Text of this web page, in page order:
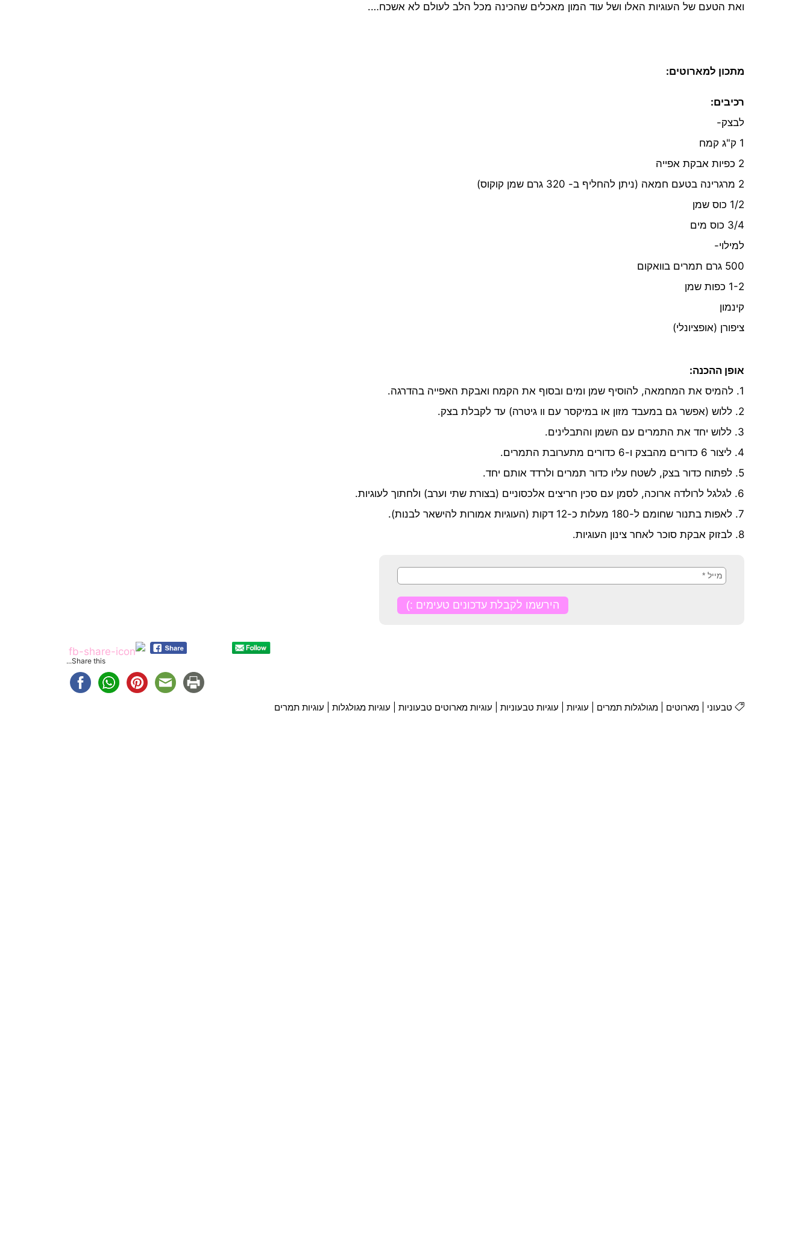
ואת הטעם של העוגיות האלו ושל עוד המון מאכלים שהכינה מכל הלב לעולם לא אשכח….
מתכון למארוטים:
רכיבים:
לבצק-
1 ק"ג קמח
2 כפיות אבקת אפייה
2 מרגרינה בטעם חמאה (ניתן להחליף ב- 320 גרם שמן קוקוס)
1/2 כוס שמן
3/4 כוס מים
למילוי-
500 גרם תמרים בוואקום
1-2 כפות שמן
קינמון
ציפורן (אופציונלי)
אופן ההכנה:
1. להמיס את המחמאה, להוסיף שמן ומים ובסוף את הקמח ואבקת האפייה בהדרגה.
2. ללוש (אפשר גם במעבד מזון או במיקסר עם וו גיטרה) עד לקבלת בצק.
3. ללוש יחד את התמרים עם השמן והתבלינים.
4. ליצור 6 כדורים מהבצק ו-6 כדורים מתערובת התמרים.
5. לפתוח כדור בצק, לשטח עליו כדור תמרים ולרדד אותם יחד.
6. לגלגל לרולדה ארוכה, לסמן עם סכין חריצים אלכסוניים (בצורת שתי וערב) ולחתוך לעוגיות.
7. לאפות בתנור שחומם ל-180 מעלות כ-12 דקות (העוגיות אמורות להישאר לבנות).
8. לבזוק אבקת סוכר לאחר צינון העוגיות.
Share this...
טבעוני |מארוטים |מגולגלות תמרים עוגיות עוגיות טבעוניות עוגיות מארוטים טבעוניות עוגיות מגולגלות עוגיות תמרים